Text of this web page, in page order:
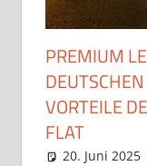
PREMIUM
VORTEILE
FLAT
20. Juni 2025